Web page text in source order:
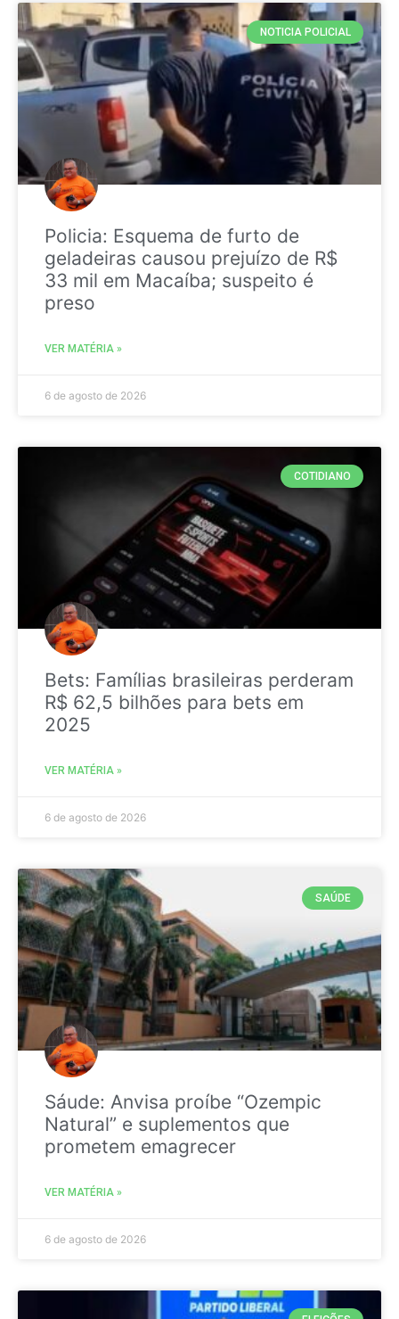
NOTICIA POLICIAL
Policia: Esquema de furto de
geladeiras causou prejuízo de R$
33 mil em Macaíba; suspeito é
preso
VER MATÉRIA »
6 de agosto de 2026
COTIDIANO
Bets: Famílias brasileiras perderam
R$ 62,5 bilhões para bets em
2025
VER MATÉRIA »
6 de agosto de 2026
SAÚDE
Sáude: Anvisa proíbe “Ozempic
Natural” e suplementos que
prometem emagrecer
VER MATÉRIA »
6 de agosto de 2026